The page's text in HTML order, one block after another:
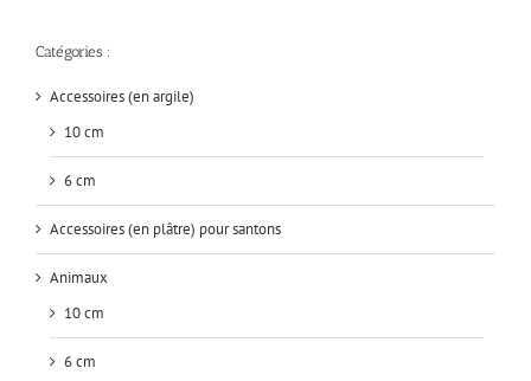
Catégories :
Accessoires (en argile)
10 cm
6 cm
Accessoires (en plâtre) pour santons
Animaux
10 cm
6 cm